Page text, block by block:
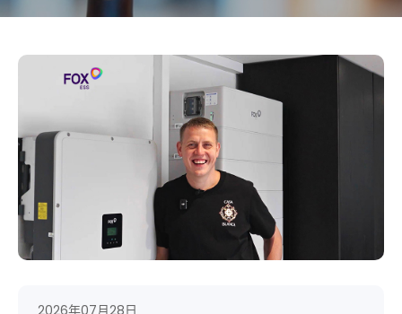
2026年07月28日